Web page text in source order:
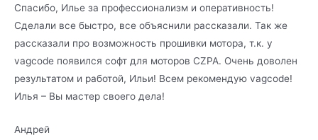
Спасибо, Илье за профессионализм и оперативность!
Сделали все быстро, все объяснили рассказали. Так же
рассказали про возможность прошивки мотора, т.к. у
vagcode появился софт для моторов CZPA. Очень доволен
результатом и работой, Ильи! Всем рекомендую vagcode!
Илья – Вы мастер своего дела!
Андрей